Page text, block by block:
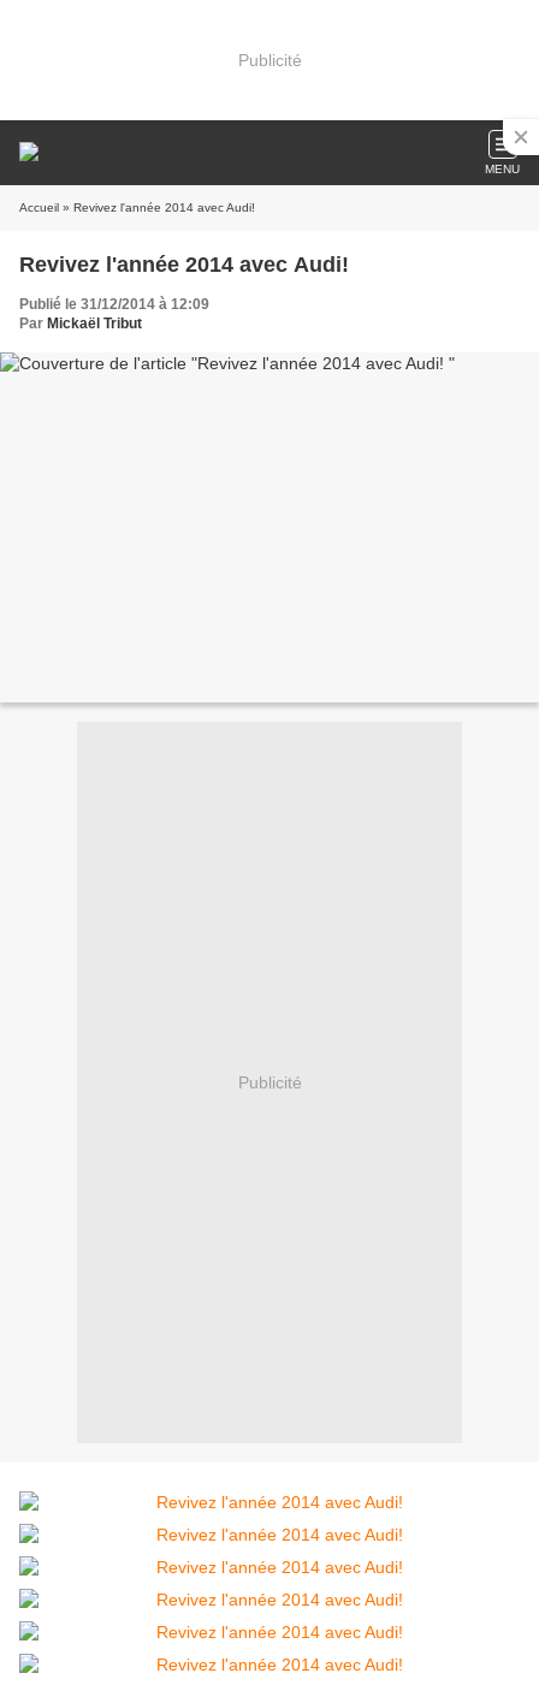
Publicité
MENU
Accueil » Revivez l'année 2014 avec Audi!
Revivez l'année 2014 avec Audi!
Publié le 31/12/2014 à 12:09
Par Mickaël Tribut
Publicité